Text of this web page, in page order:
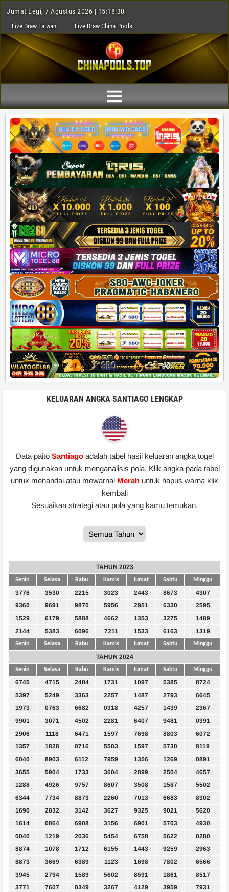
Jumat Legi, 7 Agustus 2026 | 15:18:31
Live Draw Taiwan Live Draw China Pools
KELUARAN ANGKA SANTIAGO LENGKAP
Data paito Santiago adalah tabel hasil keluaran angka togel
yang digunakan untuk menganalisis pola. Klik angka pada tabel
untuk menandai atau mewarnai Merah untuk hapus warna klik
kembali
Sesuaikan strategi atau pola yang kamu temukan.
TAHUN 2023
Senin Selasa Rabu Kamis Jumat Sabtu Minggu
3776 3530 2215 3023 2443 8673
4307
9360
9691 9870 5956 2951 6330
2595
1529
6179 5888 4662 1353 3275
1489
2144
5383 6096 7211 1533 6163 1319
Senin Selasa Rabu Kamis Jumat Sabtu Minggu
TAHUN 2024
Senin Selasa Rabu Kamis Jumat Sabtu Minggu
6745 4715 2484 1731 1097 5385
8724
5397
5249 3363 2257 1487 2793
6645
1973
0763 6682 0318 4257 1439
2367
9901
3071 4502 2281 6407 9481
0391
2906
1118 6471 1597 7698 8803
6072
1357
1828 0716 5503 1597 5730
8119
6040
8903 6112 7959 1356 1269
0891
3655
5904 1733 3604 2899 2504
4657
1288
4926 9757 8607 3508 1587
5502
6344
7734 8873 2260 7013 6683
8302
1690
2832 3142 3627 9325 9021
5620
1614
0864 6908 3156 6901 5703
4930
0040
1219 2036 5454 6758 5622
0280
8874
1078 1712 6155 1443 9259
2963
8873
3669 6389 1123 1698 7802
6566
3945
2794 1589 5602 8591 1861
8517
3771
7607 0349 3267 4129 3959
7931